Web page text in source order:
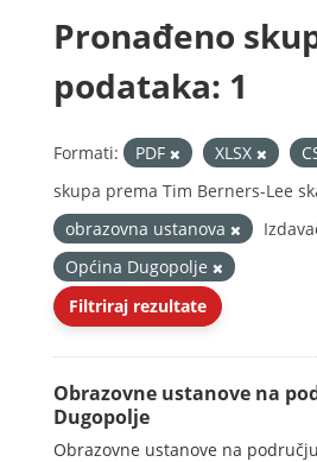
Pronađeno
podataka: 1
Formati: PDF XLSX
skupa prema Tim Berners-Lee
obrazovna ustanova
Općina Dugopolje
Filtriraj rezultate
Obrazovne ustanove na
Dugopolje
Obrazovne ustanove na